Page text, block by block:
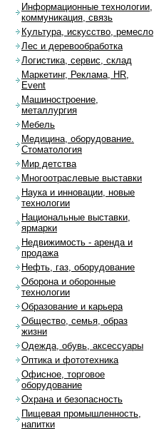
Информационные технологии,
коммуникация, связь
Культура, искусство, ремесло
Лес и деревообработка
Логистика, сервис, склад
Маркетинг, Реклама, HR,
Event
Машиностроение,
металлургия
Мебель
Медицина, оборудование.
Стоматология
Мир детства
Многоотраслевые выставки
Наука и инновации, новые
технологии
Национальные выставки,
ярмарки
Недвижимость - аренда и
продажа
Нефть, газ, оборудование
Оборона и оборонные
технологии
Образование и карьера
Общество, семья, образ
жизни
Одежда, обувь, аксессуары
Оптика и фототехника
Офисное, торговое
оборудование
Охрана и безопасность
Пищевая промышленность,
напитки